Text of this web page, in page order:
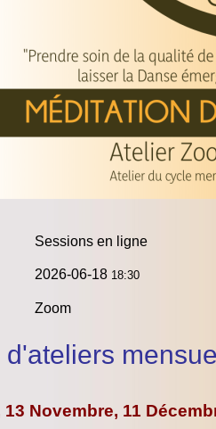
Sessions en ligne
2026-06-18 18:30
Zoom
d'ateliers
Novembre, 11